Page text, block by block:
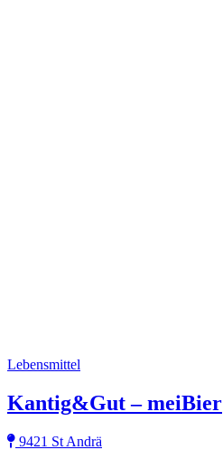
Lebensmittel
Kantig&Gut – meiBier
9421 St Andrä